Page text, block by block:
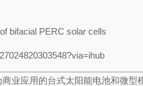
bifacial PERC solar cells
业应用的台式太阳能电池和微型